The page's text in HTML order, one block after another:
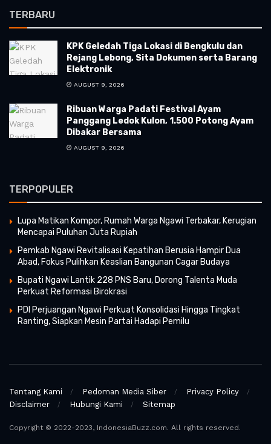
TERBARU
KPK Geledah Tiga Lokasi di Bengkulu dan
Rejang Lebong, Sita Dokumen serta Barang
Elektronik
AUGUST 9, 2026
Ribuan Warga Padati Festival Ayam
Panggang Ledok Kulon, 1.500 Potong Ayam
Dibakar Bersama
AUGUST 9, 2026
TERPOPULER
Lupa Matikan Kompor, Rumah Warga Ngawi Terbakar, Kerugian
Mencapai Puluhan Juta Rupiah
Pemkab Ngawi Revitalisasi Kepatihan Berusia Hampir Dua
Abad, Fokus Pulihkan Keaslian Bangunan Cagar Budaya
Bupati Ngawi Lantik 228 PNS Baru, Dorong Talenta Muda
Perkuat Reformasi Birokrasi
PDI Perjuangan Ngawi Perkuat Konsolidasi Hingga Tingkat
Ranting, Siapkan Mesin Partai Hadapi Pemilu
Tentang Kami Pedoman Media Siber
Privacy Policy
Disclaimer
Hubungi Kami Sitemap
Copyright © 2022-2023, IndonesiaBuzz.com. All rights reserved.